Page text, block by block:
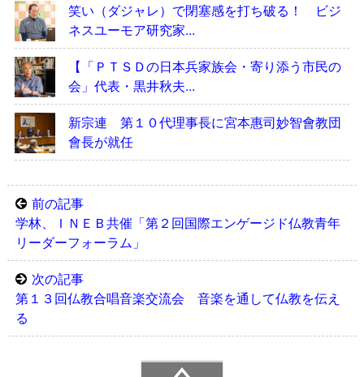
笑い（ダジャレ）で閉塞感を打ち破る！ ビジ
ネスユーモア研究家...
【「ＰＴＳＤの日本兵家族会・寄り添う市民の
会」代表・黒井秋夫...
新宗連 第１０代理事長に宮本惠司妙智會教団
會長が就任
前の記事
学林、ＩＮＥＢ共催「第２回国際エンゲージド仏教青年
リーダーフォーラム」
次の記事
第１３回仏教合唱音楽交流会 音楽を通して仏教を伝え
る